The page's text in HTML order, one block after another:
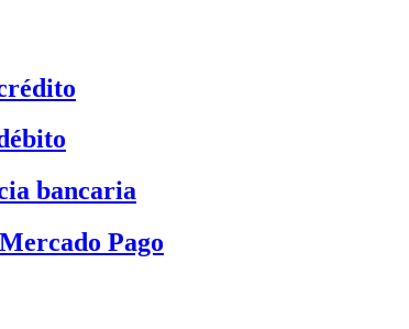
bancaria
Pago